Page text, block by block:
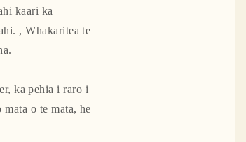
kaari ka
, Whakaritea te
ka pehia i raro i
o te mata, he